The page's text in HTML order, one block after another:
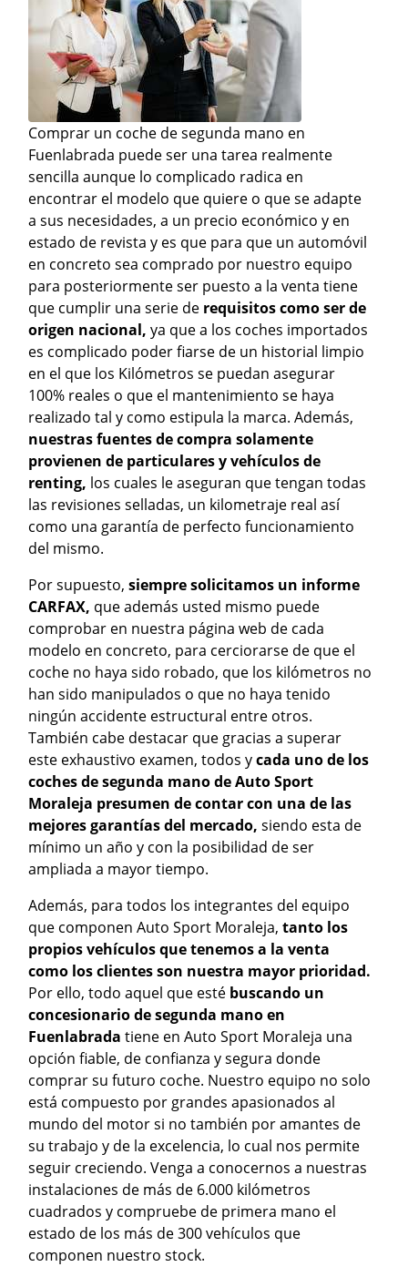
Comprar un coche de segunda mano en
Fuenlabrada puede ser una tarea realmente
sencilla aunque lo complicado radica en
encontrar el modelo que quiere o que se adapte
a sus necesidades, a un precio económico y en
estado de revista y es que para que un automóvil
en concreto sea comprado por nuestro equipo
para posteriormente ser puesto a la venta tiene
que cumplir una serie de requisitos como ser de
origen nacional, ya que a los coches importados
es complicado poder fiarse de un historial limpio
en el que los Kilómetros se puedan asegurar
100% reales o que el mantenimiento se haya
realizado tal y como estipula la marca. Además,
nuestras fuentes de compra solamente
provienen de particulares y vehículos de
renting, los cuales le aseguran que tengan todas
las revisiones selladas, un kilometraje real así
como una garantía de perfecto funcionamiento
del mismo.
Por supuesto, siempre solicitamos un informe
CARFAX, que además usted mismo puede
comprobar en nuestra página web de cada
modelo en concreto, para cerciorarse de que el
coche no haya sido robado, que los kilómetros no
han sido manipulados o que no haya tenido
ningún accidente estructural entre otros.
También cabe destacar que gracias a superar
este exhaustivo examen, todos ycada uno de los
coches de segunda mano de Auto Sport
Moraleja presumen de contar con una de las
mejores garantías del mercado, siendo esta de
mínimo un año y con la posibilidad de ser
ampliada a mayor tiempo.
Además, para todos los integrantes del equipo
que componen Auto Sport Moraleja, tanto los
propios vehículos que tenemos a la venta
como los clientes son nuestra mayor prioridad.
Por ello, todo aquel que esté buscando un
concesionario de segunda mano en
Fuenlabrada tiene en Auto Sport Moraleja una
opción fiable, de confianza y segura donde
comprar su futuro coche. Nuestro equipo no solo
está compuesto por grandes apasionados al
mundo del motor si no también por amantes de
su trabajo y de la excelencia, lo cual nos permite
seguir creciendo. Venga a conocernos a nuestras
instalaciones de más de 6.000 kilómetros
cuadrados y compruebe de primera mano el
estado de los más de 300 vehículos que
componen nuestro stock.